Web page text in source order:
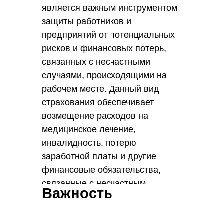
является важным инструментом
защиты работников и
предприятий от потенциальных
рисков и финансовых потерь,
связанных с несчастными
случаями, происходящими на
рабочем месте. Данный вид
страхования обеспечивает
возмещение расходов на
медицинское лечение,
инвалидность, потерю
заработной платы и другие
финансовые обязательства,
связанные с несчастным
случаем на производстве.
Важность